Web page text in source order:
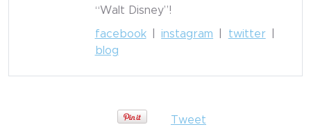
“Walt Disney”!
facebook|instagram twitter|
blog
Tweet